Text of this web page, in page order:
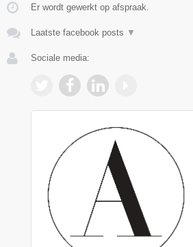
Er wordt gewerkt op afspraak.
Laatste facebook posts ▼
Sociale media: